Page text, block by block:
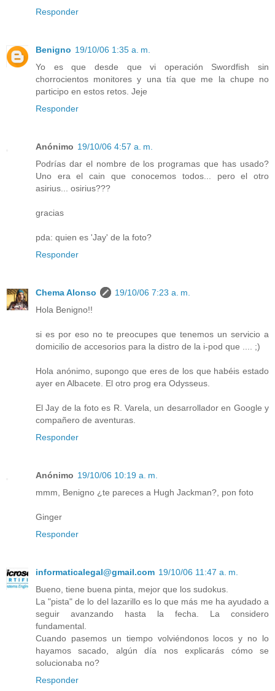
Responder
Benigno 19/10/06 1:35 a. m.
Yo es que desde que vi operación Swordfish sin
chorrocientos monitores y una tía que me la chupe no
participo en estos retos. Jeje
Responder
Anónimo 19/10/06 4:57 a. m.
Podrías dar el nombre de los programas que has usado?
Uno era el cain que conocemos todos... pero el otro
asirius... osirius???
gracias
pda: quien es 'Jay' de la foto?
Responder
Chema Alonso
19/10/06 7:23 a. m.
Hola Benigno!!
si es por eso no te preocupes que tenemos un servicio a
domicilio de accesorios para la distro de la i-pod que .... ;)
Hola anónimo, supongo que eres de los que habéis estado
ayer en Albacete. El otro prog era Odysseus.
El Jay de la foto es R. Varela, un desarrollador en Google y
compañero de aventuras.
Responder
Anónimo 19/10/06 10:19 a. m.
mmm, Benigno ¿te pareces a Hugh Jackman?, pon foto
Ginger
Responder
informaticalegal@gmail.com 19/10/06 11:47 a. m.
Bueno, tiene buena pinta, mejor que los sudokus.
La "pista" de lo del lazarillo es lo que más me ha ayudado a
seguir avanzando hasta la fecha. La considero
fundamental.
Cuando pasemos un tiempo volviéndonos locos y no lo
hayamos sacado, algún día nos explicarás cómo se
solucionaba no?
Responder